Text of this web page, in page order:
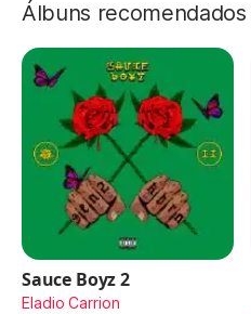
Álbuns recomendados
Sauce Boyz 2
Eladio Carrion